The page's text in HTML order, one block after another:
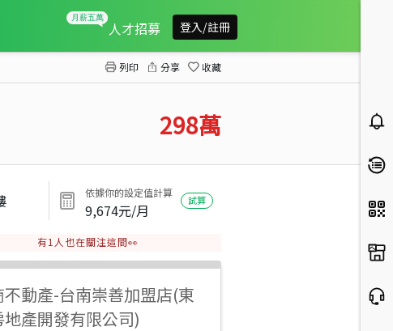
人才招募 登入/註冊
列印 分享 收藏
298萬
依據你的設定值計算
9,674元/月
試算
有1 人也在關注這間👀
不動產-台南崇善加盟店(東
地產開發有限公司)